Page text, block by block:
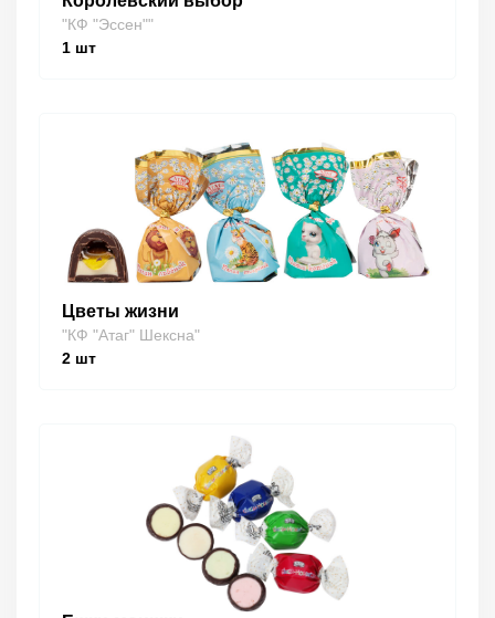
"КФ "Эссен""
1 шт
Цветы жизни
"КФ "Атаг" Шексна"
2 шт